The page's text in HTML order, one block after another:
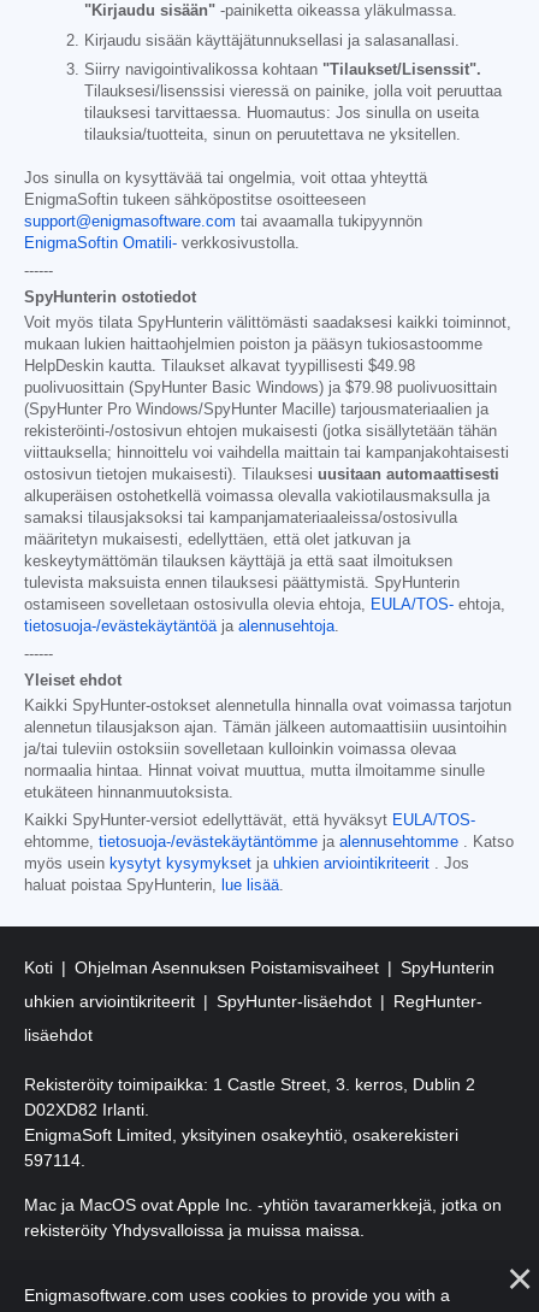
"Kirjaudu sisään" -painiketta oikeassa yläkulmassa.
Kirjaudu sisään käyttäjätunnuksellasi ja salasanallasi.
Siirry navigointivalikossa kohtaan "Tilaukset/Lisenssit".
Tilauksesi/lisenssisi vieressä on painike, jolla voit peruuttaa
tilauksesi tarvittaessa. Huomautus: Jos sinulla on useita
tilauksia/tuotteita, sinun on peruutettava ne yksitellen.
Jos sinulla on kysyttävää tai ongelmia, voit ottaa yhteyttä
EnigmaSoftin tukeen sähköpostitse osoitteeseen
support@enigmasoftware.com tai avaamalla tukipyynnön
EnigmaSoftin Omatili- verkkosivustolla.
------
SpyHunterin ostotiedot
Voit myös tilata SpyHunterin välittömästi saadaksesi kaikki toiminnot,
mukaan lukien haittaohjelmien poiston ja pääsyn tukiosastoomme
HelpDeskin kautta. Tilaukset alkavat tyypillisesti $49.98
puolivuosittain (SpyHunter Basic Windows) ja $79.98 puolivuosittain
(SpyHunter Pro Windows/SpyHunter Macille) tarjousmateriaalien ja
rekisteröinti-/ostosivun ehtojen mukaisesti (jotka sisällytetään tähän
viittauksella; hinnoittelu voi vaihdella maittain tai kampanjakohtaisesti
ostosivun tietojen mukaisesti). Tilauksesi uusitaan automaattisesti
alkuperäisen ostohetkellä voimassa olevalla vakiotilausmaksulla ja
samaksi tilausjaksoksi tai kampanjamateriaaleissa/ostosivulla
määritetyn mukaisesti, edellyttäen, että olet jatkuvan ja
keskeytymättömän tilauksen käyttäjä ja että saat ilmoituksen
tulevista maksuista ennen tilauksesi päättymistä. SpyHunterin
ostamiseen sovelletaan ostosivulla olevia ehtoja, EULA/TOS- ehtoja,
tietosuoja-/evästekäytäntöäja alennusehtoja.
------
Yleiset ehdot
Kaikki SpyHunter-ostokset alennetulla hinnalla ovat voimassa tarjotun
alennetun tilausjakson ajan. Tämän jälkeen automaattisiin uusintoihin
ja/tai tuleviin ostoksiin sovelletaan kulloinkin voimassa olevaa
normaalia hintaa. Hinnat voivat muuttua, mutta ilmoitamme sinulle
etukäteen hinnanmuutoksista.
Kaikki SpyHunter-versiot edellyttävät, että hyväksyt EULA/TOS-
ehtomme, tietosuoja-/evästekäytäntömme ja alennusehtomme . Katso
myös usein kysytyt kysymykset ja uhkien arviointikriteerit . Jos
haluat poistaa SpyHunterin, lue lisää.
Koti Ohjelman Asennuksen Poistamisvaiheet
SpyHunterin
uhkien arviointikriteerit
SpyHunter-lisäehdot
RegHunter-
lisäehdot
Rekisteröity toimipaikka: 1 Castle Street, 3. kerros, Dublin 2
D02XD82 Irlanti.
EnigmaSoft Limited, yksityinen osakeyhtiö, osakerekisteri
597114.
Mac ja MacOS ovat Apple Inc. -yhtiön tavaramerkkejä, jotka on
rekisteröity Yhdysvalloissa ja muissa maissa.
pidätetään.
Enigmasoftware.com uses cookies to provide you with a